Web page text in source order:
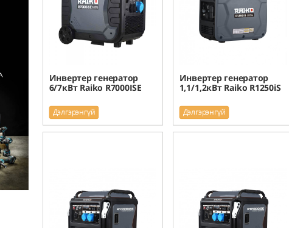
Инвертер генератор
6/7кВт Raiko R7000ISE
Дэлгэрэнгүй
Инвертер генератор
1,1/1,2кВт Raiko R1250iS
Дэлгэрэнгүй